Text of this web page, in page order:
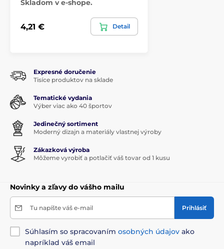
Skladom v e-shope.
4,21 € Detail
Expresné doručenie
Tisíce produktov na sklade
Tematické vydania
Výber viac ako 40 športov
Jedinečný sortiment
Moderný dizajn a materiály vlastnej výroby
Zákazková výroba
Môžeme vyrobiť a potlačiť váš tovar od 1 kusu
Novinky a zľavy do vášho mailu
Tu napíšte váš e-mail Prihlásiť
Súhlasím so spracovaním osobných údajov ako
napríklad váš email